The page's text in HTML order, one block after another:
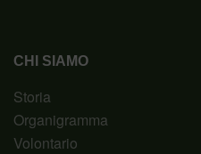
CHI SIAMO
Storia
Organigramma
Volontario